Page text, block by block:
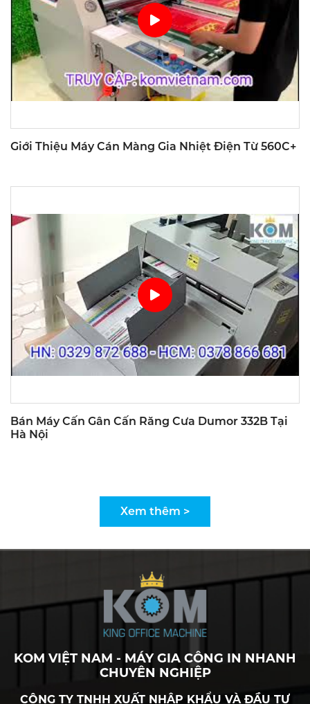
Giới Thiệu Máy Cán Màng Gia Nhiệt Điện Từ 560C+
Bán Máy Cấn Gân Cấn Răng Cưa Dumor 332B Tại
Hà Nội
Xem thêm >
KOM VIỆT NAM - MÁY GIA CÔNG IN NHANH
CHUYÊN NGHIỆP
CÔNG TY TNHH XUẤT NHẬP KHẨU VÀ ĐẦU TƯ